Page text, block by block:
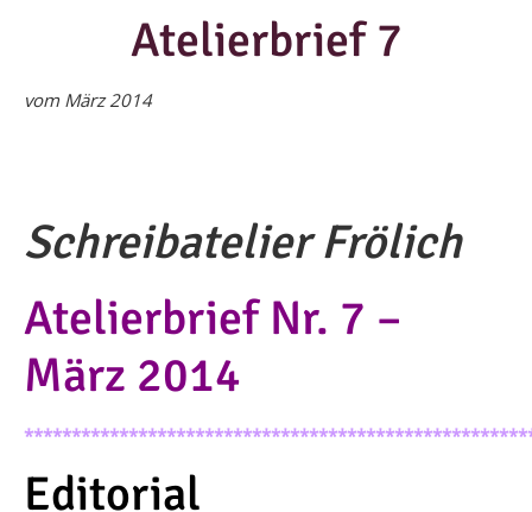
Atelierbrief 7
vom März 2014
Schreibatelier Frölich
Atelierbrief Nr. 7 –
März 2014
Editorial